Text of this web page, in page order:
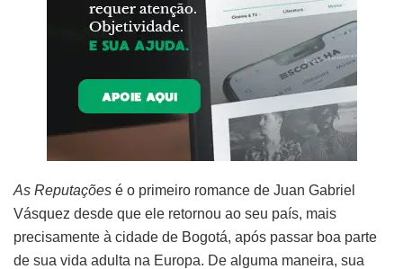
As Reputações é o primeiro romance de Juan Gabriel
Vásquez desde que ele retornou ao seu país, mais
precisamente à cidade de Bogotá, após passar boa parte
de sua vida adulta na Europa. De alguma maneira, sua